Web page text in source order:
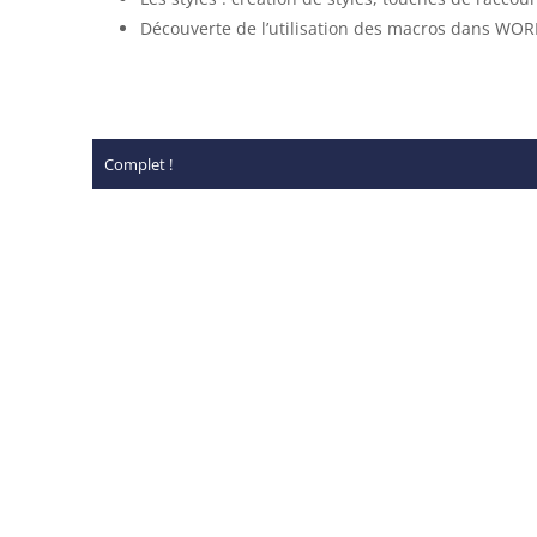
Découverte de l’utilisation des macros dans
Complet !